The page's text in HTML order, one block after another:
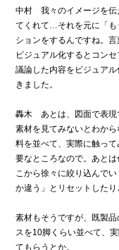
中村 我々のイメージを伝
てくれて…それを元に「も
ションをするんですね。
ビジュアル化するとコン
議論した内容をビジュア
きました。
轟木 あとは、図面で表現
素材を見てみないとわか
料を並べて、実際に触っ
要なところなので。あと
こから徐々に絞り込んで
か違う」とリセットしたり
素材もそうですが、既製
スを10脚くらい並べて、
てもらうとか。